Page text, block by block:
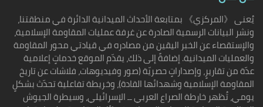
يُعنى 《المركزي》 بمتابعة الأحداث الميدانية الدائرة في منطقتنا،
ونشر البيانات الرسمية الصادرة عن غرفة عمليات المقاومة الإسلامية،
والإستقصاء عن الخبر اليقين من مصادره في قيادتي محور المقاومة
والعمليات الميدانية. إضافةً إلى ذلك، يقدّم الموقع خدماتٍ إعلامية
عدّة من تقاريرٍ، وإصداراتٍ حصريّة (صور وفيديوهات، فلاشات عن تاريخ
المقاومة الإسلامية وشهدائها القادة)، وخريطة تفاعلية تحدّث بشكلٍ
يومي، تُظهر خارطة الصراع العربي ــ الإسرائيلي، وسيطرة الجيوش